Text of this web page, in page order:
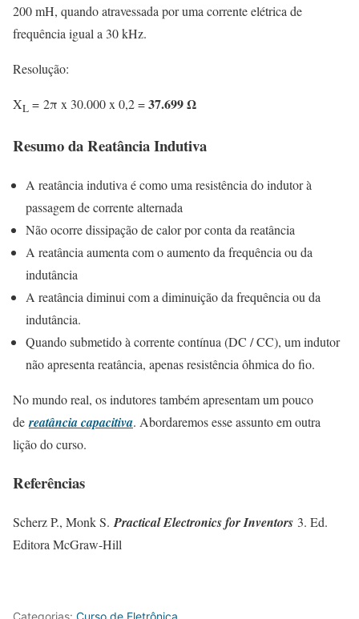
200 mH, quando atravessada por uma corrente elétrica de
frequência igual a 30 kHz.
Resolução:
XL = 2π x 30.000 x 0,2 =37.699 Ω
Resumo da Reatância Indutiva
A reatância indutiva é como uma resistência do indutor à
passagem de corrente alternada
Não ocorre dissipação de calor por conta da reatância
A reatância aumenta com o aumento da frequência ou da
indutância
A reatância diminui com a diminuição da frequência ou da
indutância.
Quando submetido à corrente contínua (DC / CC), um indutor
não apresenta reatância, apenas resistência ôhmica do fio.
No mundo real, os indutores também apresentam um pouco
de reatância capacitiva. Abordaremos esse assunto em outra
lição do curso.
Referências
Scherz P., Monk S. Practical Electronics for Inventors 3. Ed.
Editora McGraw-Hill